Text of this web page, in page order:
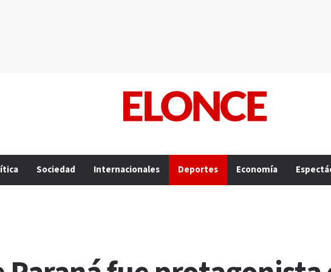
Sociedad Internacionales Deportes Economía